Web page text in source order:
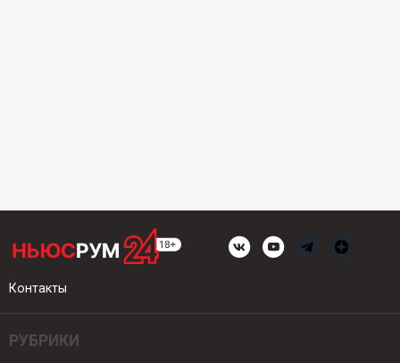
Контакты
РУБРИКИ